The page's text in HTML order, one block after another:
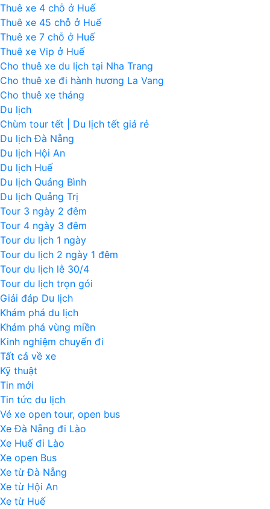
Thuê xe 4 chỗ ở Huế
Thuê xe 45 chỗ ở Huế
Thuê xe 7 chỗ ở Huế
Thuê xe Vip ở Huế
Cho thuê xe du lịch tại Nha Trang
Cho thuê xe đi hành hương La Vang
Cho thuê xe tháng
Du lịch
Chùm tour tết | Du lịch tết giá rẻ
Du lịch Đà Nẵng
Du lịch Hội An
Du lịch Huế
Du lịch Quảng Bình
Du lịch Quảng Trị
Tour 3 ngày 2 đêm
Tour 4 ngày 3 đêm
Tour du lịch 1 ngày
Tour du lịch 2 ngày 1 đêm
Tour du lịch lễ 30/4
Tour du lịch trọn gói
Giải đáp Du lịch
Khám phá du lịch
Khám phá vùng miền
Kinh nghiệm chuyến đi
Tất cả về xe
Kỹ thuật
Tin mới
Tin tức du lịch
Vé xe open tour, open bus
Xe Đà Nẵng đi Lào
Xe Huế đi Lào
Xe open Bus
Xe từ Đà Nẵng
Xe từ Hội An
Xe từ Huế